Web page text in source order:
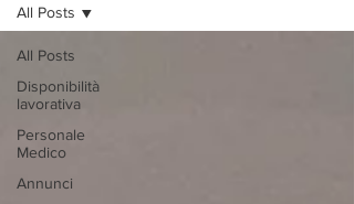
All Posts
Disponibilità
lavorativa
Personale
Medico
Annunci
All Posts